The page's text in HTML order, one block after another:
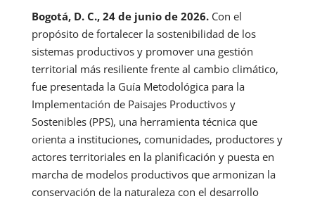
Bogotá, D. C., 24 de junio de 2026.Con el
propósito de fortalecer la sostenibilidad de los
sistemas productivos y promover una gestión
territorial más resiliente frente al cambio climático,
fue presentada la Guía Metodológica para la
Implementación de Paisajes Productivos y
Sostenibles (PPS), una herramienta técnica que
orienta a instituciones, comunidades, productores y
actores territoriales en la planificación y puesta en
marcha de modelos productivos que armonizan la
conservación de la naturaleza con el desarrollo